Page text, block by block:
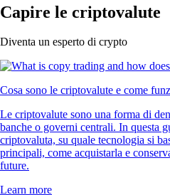
Capire le criptovalute
Diventa un esperto di crypto
Cosa sono le criptovalute e come
Le criptovalute sono una forma di
banche o governi centrali. In questa
criptovaluta, su quale tecnologia si
principali, come acquistarla e
future.
Learn more